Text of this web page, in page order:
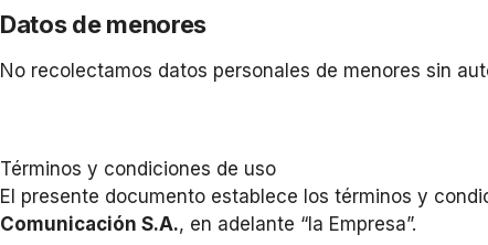
Datos de menores
No recolectamos datos personales de menores sin
Términos y condiciones de uso
El presente documento establece los términos y
Comunicación S.A., en adelante “la Empresa”.